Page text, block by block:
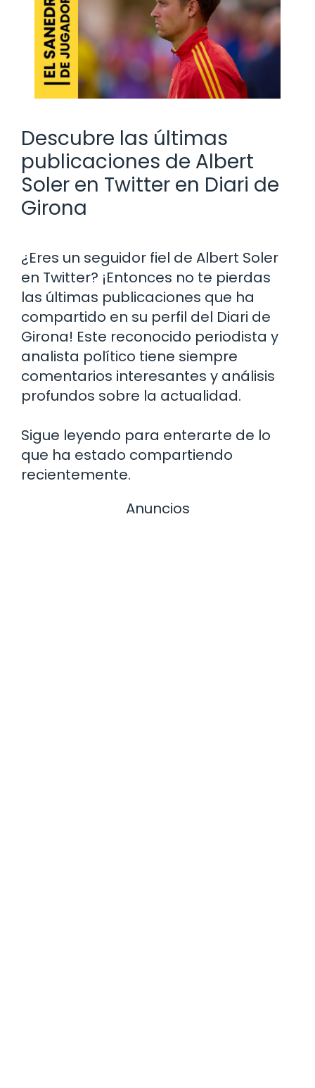
Descubre las últimas
publicaciones de Albert
Soler en Twitter en Diari de
Girona
¿Eres un seguidor fiel de Albert Soler
en Twitter? ¡Entonces no te pierdas
las últimas publicaciones que ha
compartido en su perfil del Diari de
Girona! Este reconocido periodista y
analista político tiene siempre
comentarios interesantes y análisis
profundos sobre la actualidad.
Sigue leyendo para enterarte de lo
que ha estado compartiendo
recientemente.
Anuncios